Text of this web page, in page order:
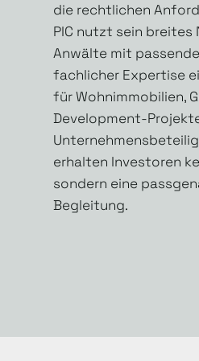
die rechtlichen
PIC nutzt sein breites
Anwälte mit
fachlicher Expertise
für Wohnimmobilien,
Development-
erhalten Investoren
sondern eine
Begleitung.